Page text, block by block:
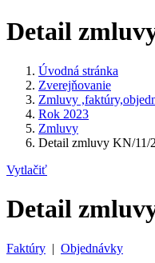
Detail
Úvodná stránka
Zverejňovanie
Zmluvy
Rok 2023
Zmluvy
Detail zmluvy KN/11/
Vytlačiť
Detail
Faktúry | Objednávky